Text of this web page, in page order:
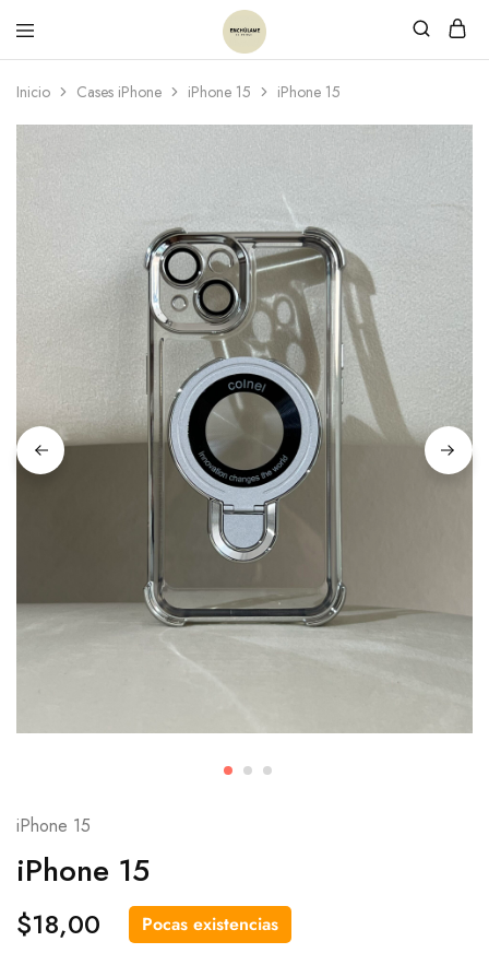
Inicio Cases iPhone iPhone 15 iPhone 15
iPhone 15
iPhone 15
$18,00 Pocas existencias